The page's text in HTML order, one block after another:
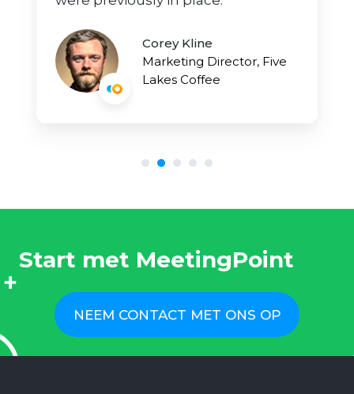
Corey Kline
Marketing Director, Five
Lakes Coffee
Start met MeetingPoint
NEEM CONTACT MET ONS OP